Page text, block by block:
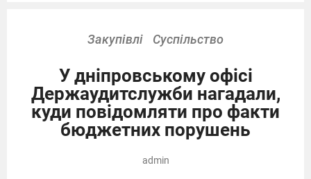
Закупівлі Суспільство
У дніпровському офісі
Держаудитслужби нагадали,
куди повідомляти про факти
бюджетних порушень
admin